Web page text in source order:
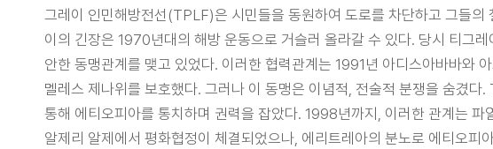
그레이 인민해방전선(TPLF)은 시민들을 동원하여 도로를 차단하고 그들
이의 긴장은 1970년대의 해방 운동으로 거슬러 올라갈 수 있다. 당시 티그
안한 동맹관계를 맺고 있었다. 이러한 협력관계는 1991년 아디스아바바와
멜레스 제나위를 보호했다. 그러나 이 동맹은 이념적, 전술적 분쟁을 숨
통해 에티오피아를 통치하며 권력을 잡았다. 1998년까지, 이러한 관계는
알제리 알제에서 평화협정이 체결되었으나, 에리트레아의 분노로 에티오